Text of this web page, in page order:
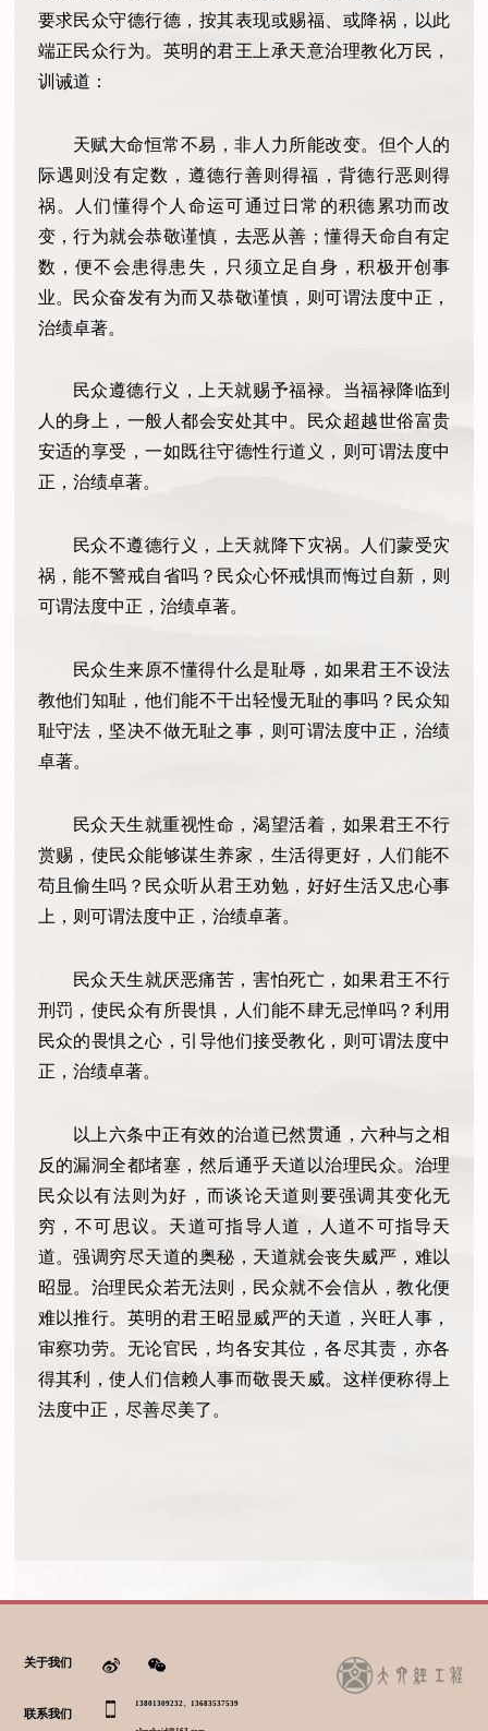
要求民众守德行德，按其表现或赐福、或降祸，以此
端正民众行为。英明的君王上承天意治理教化万民，
训诫道：
天赋大命恒常不易，非人力所能改变。但个人的
际遇则没有定数，遵德行善则得福，背德行恶则得
祸。人们懂得个人命运可通过日常的积德累功而改
变，行为就会恭敬谨慎，去恶从善；懂得天命自有定
数，便不会患得患失，只须立足自身，积极开创事
业。民众奋发有为而又恭敬谨慎，则可谓法度中正，
治绩卓著。
民众遵德行义，上天就赐予福禄。当福禄降临到
人的身上，一般人都会安处其中。民众超越世俗富贵
安适的享受，一如既往守德性行道义，则可谓法度中
正，治绩卓著。
民众不遵德行义，上天就降下灾祸。人们蒙受灾
祸，能不警戒自省吗？民众心怀戒惧而悔过自新，则
可谓法度中正，治绩卓著。
民众生来原不懂得什么是耻辱，如果君王不设法
教他们知耻，他们能不干出轻慢无耻的事吗？民众知
耻守法，坚决不做无耻之事，则可谓法度中正，治绩
卓著。
民众天生就重视性命，渴望活着，如果君王不行
赏赐，使民众能够谋生养家，生活得更好，人们能不
苟且偷生吗？民众听从君王劝勉，好好生活又忠心事
上，则可谓法度中正，治绩卓著。
民众天生就厌恶痛苦，害怕死亡，如果君王不行
刑罚，使民众有所畏惧，人们能不肆无忌惮吗？利用
民众的畏惧之心，引导他们接受教化，则可谓法度中
正，治绩卓著。
以上六条中正有效的治道已然贯通，六种与之相
反的漏洞全都堵塞，然后通乎天道以治理民众。治理
民众以有法则为好，而谈论天道则要强调其变化无
穷，不可思议。天道可指导人道，人道不可指导天
道。强调穷尽天道的奥秘，天道就会丧失威严，难以
昭显。治理民众若无法则，民众就不会信从，教化便
难以推行。英明的君王昭显威严的天道，兴旺人事，
审察功劳。无论官民，均各安其位，各尽其责，亦各
得其利，使人们信赖人事而敬畏天威。这样便称得上
法度中正，尽善尽美了。
关于我们
联系我们
13801309232、13683537539